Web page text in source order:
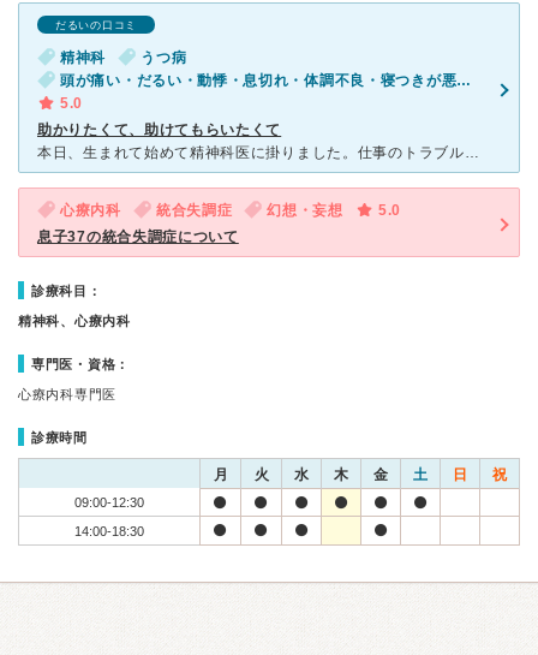
だるいの口コミ
精神科
うつ病
頭が痛い・だるい・動悸・息切れ・体調不良・寝つきが悪い・不眠・急性の下痢・性欲の低下（男性）・気が滅入る・不安・物忘れがひどい
5.0
助かりたくて、助けてもらいたくて
本日、生まれて始めて精神科医に掛りました。仕事のトラブルからもう半年以上前からが心休まることが数回したありませんでした。眠ろうにも寝れないので時にはアルコール+市販の風薬という無茶なこともしました。仕
心療内科 統合失調症 幻想・妄想
5.0
息子37の統合失調症について
診療科目：
精神科、心療内科
専門医・資格：
心療内科専門医
診療時間
月 火 水 木 金 土 日 祝
09:00-12:30
14:00-18:30